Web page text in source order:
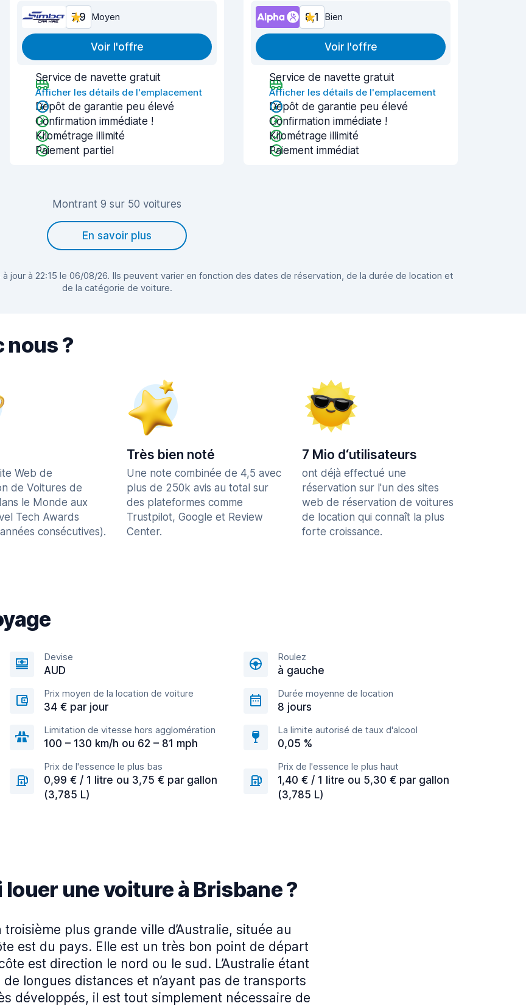
7,9 Moyen
Voir l'offre
Service de navette gratuit
Afficher les détails de l'emplacement
Dépôt de garantie peu élevé
Confirmation immédiate !
Kilométrage illimité
Paiement partiel
8,1 Bien
Voir l'offre
Service de navette gratuit
Afficher les détails de l'emplacement
Dépôt de garantie peu élevé
Confirmation immédiate !
Kilométrage illimité
Paiement immédiat
Montrant 9 sur 50 voitures
En savoir plus
à 22:15 le 06/08/26. Ils peuvent varier en fonction des dates de réservation, de la durée de location et
de la catégorie de voiture.
nous ?
Web de
de Voitures de
le Monde aux
Tech Awards
consécutives).
Très bien noté
Une note combinée de 4,5 avec
plus de 250k avis au total sur
des plateformes comme
Trustpilot, Google et Review
Center.
7 Mio d‘utilisateurs
ont déjà effectué une
réservation sur l'un des sites
web de réservation de voitures
de location qui connaît la plus
forte croissance.
Devise
AUD
Roulez
à gauche
Prix moyen de la location de voiture
34 € par jour
Durée moyenne de location
8 jours
Limitation de vitesse hors agglomération
100 – 130 km/h ou 62 – 81 mph
La limite autorisé de taux d'alcool
0,05 %
Prix de l'essence le plus bas
0,99 € / 1 litre ou 3,75 € par gallon
(3,785 L)
Prix de l'essence le plus haut
1,40 € / 1 litre ou 5,30 € par gallon
(3,785 L)
louer une voiture à Brisbane ?
troisième plus grande ville d’Australie, située au
est du pays. Elle est un très bon point de départ
est direction le nord ou le sud. L’Australie étant
longues distances et n’ayant pas de transports
développés, il est tout simplement nécessaire de